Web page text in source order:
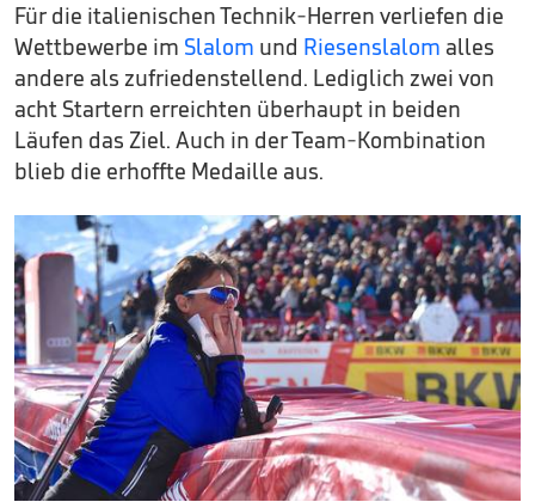
Für die italienischen Technik-Herren verliefen die
Wettbewerbe im Slalom und Riesenslalom alles
andere als zufriedenstellend. Lediglich zwei von
acht Startern erreichten überhaupt in beiden
Läufen das Ziel. Auch in der Team-Kombination
blieb die erhoffte Medaille aus.